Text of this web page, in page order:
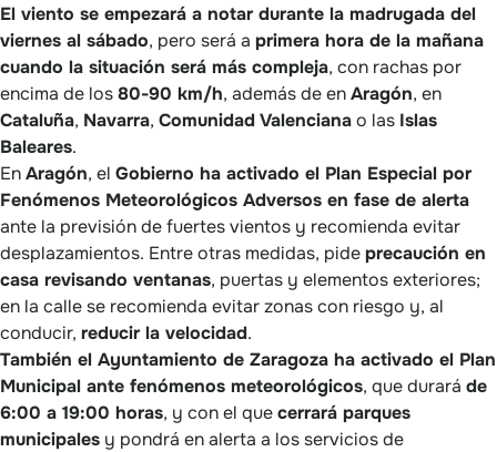
El viento se empezará a notar durante la madrugada del
viernes al sábado, pero será a primera hora de la mañana
cuando la situación será más compleja, con rachas por
encima de los80-90 km/h, además de enAragón, en
Cataluña, Navarra, Comunidad Valencianao las Islas
Baleares.
EnAragón, el Gobierno ha activado el Plan Especial por
Fenómenos Meteorológicos Adversos en fase de alerta
ante la previsión de fuertes vientos y recomienda evitar
desplazamientos. Entre otras medidas, pideprecaución en
casa revisando ventanas, puertas y elementos exteriores;
en la calle se recomienda evitar zonas con riesgo y, al
conducir, reducir la velocidad.
También el Ayuntamiento de Zaragoza ha activado el Plan
Municipal ante fenómenos meteorológicos, que durará de
6:00 a 19:00 horas, y con el quecerrará parques
municipales y pondrá en alerta a los servicios de